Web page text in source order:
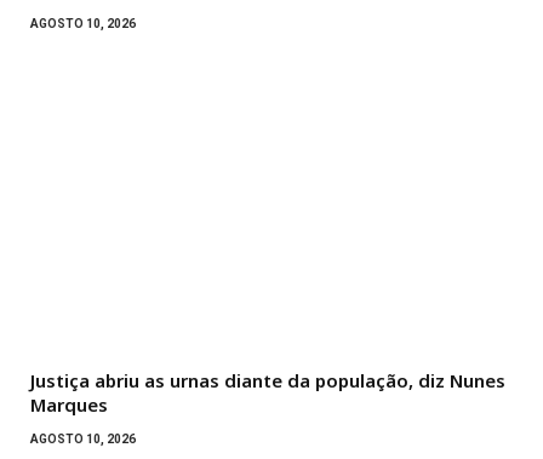
AGOSTO 10, 2026
Justiça abriu as urnas diante da população, diz Nunes
Marques
AGOSTO 10, 2026